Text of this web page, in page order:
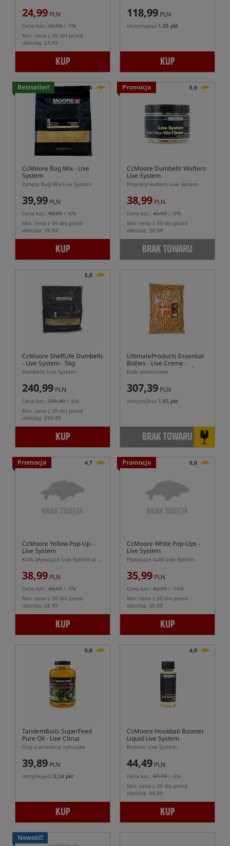
24,99 PLN
Cena kat.: 26,99 / -7%
Min. cena z 30 dni przed
obniżką: 24.99
KUP
118,99 PLN
otrzymujesz 1,05 pkt
KUP
Bestseller! 5,0
CcMoore Bag Mix - Live
System
Zanęta Bag Mix Live System
39,99 PLN
Cena kat.: 42,69 / -6%
Min. cena z 30 dni przed
obniżką: 39.99
KUP
Promocja 5,0
CcMoore Dumbells Wafters
Live System
Przynęty wafters Live System
38,99 PLN
Cena kat.: 42,69 / -9%
Min. cena z 30 dni przed
obniżką: 38.99
BRAK TOWARU
5,0
CcMoore ShelfLife Dumbells
- Live System - 5kg
Dumbells Live System
240,99 PLN
Cena kat.: 256,49 / -6%
Min. cena z 30 dni przed
obniżką: 240.99
KUP
UltimateProducts Essential
Boilies - Live Creme -
KRÓTKA DATA WAŻNOŚCI
Kulki proteinowe
307,39 PLN
otrzymujesz 1,85 pkt
BRAK TOWARU
Promocja 4,7
CcMoore Yellow Pop-Up -
Live System
Kulki pływające Live System w żółtym kolorze
38,99 PLN
Cena kat.: 42,69 / -9%
Min. cena z 30 dni przed
obniżką: 38.99
KUP
Promocja 5,0
CcMoore White Pop-Ups -
Live System
Pływające kulki Live System
35,99 PLN
Cena kat.: 42,69 / -16%
Min. cena z 30 dni przed
obniżką: 35.99
KUP
5,0
TandemBaits SuperFeed
Pure Oil - Live Citrus
Olej o aromacie cytrusów
39,89 PLN
otrzymujesz 0,24 pkt
KUP
4,9
CcMoore Hookbait Booster
Liquid Live System
Booster Live System
44,49 PLN
Cena kat.: 47,19 / -6%
Min. cena z 30 dni przed
obniżką: 44.49
KUP
Nowość!